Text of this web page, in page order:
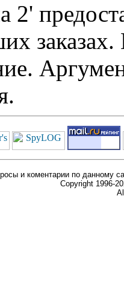
2'
и коментарии по данному
Copyright 1996-